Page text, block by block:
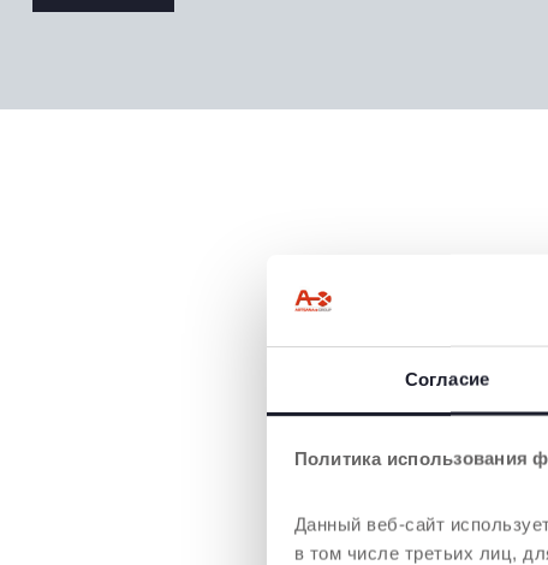
Согласие
Политика использования
Данный веб-сайт
в том числе третьих лиц,